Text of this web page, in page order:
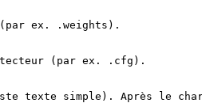
ex. .weights).
(par ex. .cfg).
texte simple). Après le